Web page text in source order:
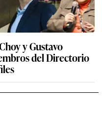
y Gustavo
del Directorio